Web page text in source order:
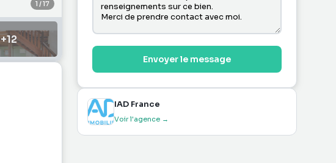
1 /17
+12
Envoyer le message
IAD France
Voir l'agence →